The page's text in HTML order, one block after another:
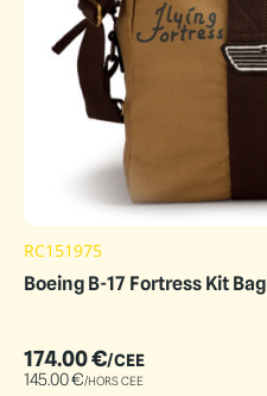
RC151975
Boeing B-17 Fortress Kit Bag
174.00€/CEE
145.00€/HORS CEE